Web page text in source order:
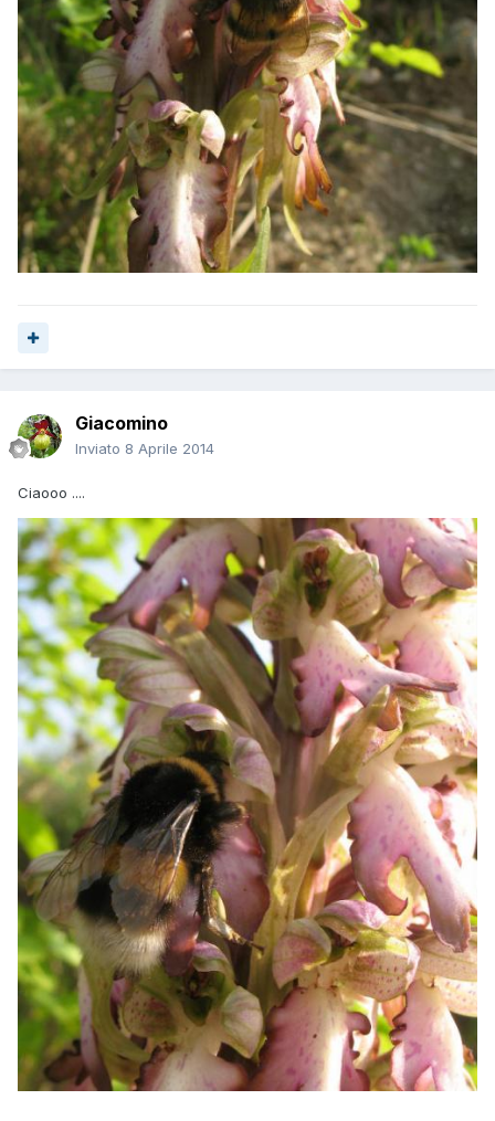
Giacomino
Inviato 8 Aprile 2014
Ciaooo ....